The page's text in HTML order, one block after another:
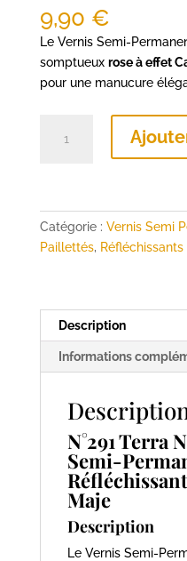
9,90 €
Le Vernis Semi-
somptueux rose à effet
pour une manucure
–
Vernis
Cat
Eyes
Réfléchissant
8
Catégorie : Vernis Semi
Paillettés, Réfléchissants
Description
Informations
N°291 Terra
Semi-
Maje
Description
Le Vernis Semi-